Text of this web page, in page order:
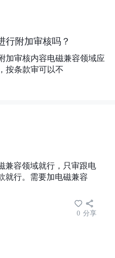
行附加审核吗？
加审核内容电磁兼容领域应
按条款审可以不
兼容领域就行，只审跟电
就行。需要加电磁兼容
0 分享